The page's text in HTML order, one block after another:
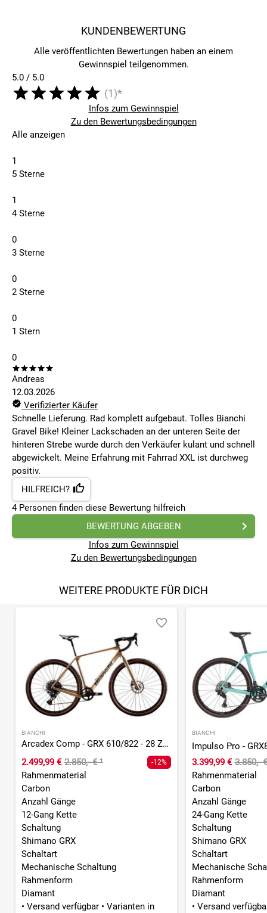
KUNDENBEWERTUNG
Alle veröffentlichten Bewertungen haben an einem
Gewinnspiel teilgenommen.
5.0 / 5.0
(1)*
Infos zum Gewinnspiel
Zu den Bewertungsbedingungen
Alle anzeigen
1
5 Sterne
1
4 Sterne
0
3 Sterne
0
2 Sterne
0
1 Stern
0
Andreas
12.03.2026
Verifizierter Käufer
Schnelle Lieferung. Rad komplett aufgebaut. Tolles Bianchi
Gravel Bike! Kleiner Lackschaden an der unteren Seite der
hinteren Strebe wurde durch den Verkäufer kulant und schnell
abgewickelt. Meine Erfahrung mit Fahrrad XXL ist durchweg
positiv.
HILFREICH?
4Personen finden diese Bewertung hilfreich
BEWERTUNG ABGEBEN
Infos zum Gewinnspiel
Zu den Bewertungsbedingungen
WEITERE PRODUKTE FÜR DICH
BIANCHI
Arcadex Comp - GRX 610/822 - 28 Zoll - Diamant - 2026
2.499,99 € 2.850,- €¹ -12%
Rahmenmaterial
Carbon
Anzahl Gänge
12-Gang Kette
Schaltung
Shimano GRX
Schaltart
Mechanische Schaltung
Rahmenform
Diamant
• Versand verfügbar • Varianten in
BIANCHI
3.399,99 € 3.850,-
Rahmenmaterial
Carbon
Anzahl Gänge
24-Gang Kette
Schaltung
Shimano GRX
Schaltart
Mechanische
Rahmenform
Diamant
• Versand